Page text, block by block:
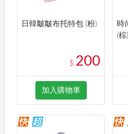
日韓皺皺布托特包 (粉)
$ 200
加入購物車
時
(棕)